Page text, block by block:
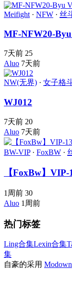
Meifight · NFW · 丝
MF-NFW20-
7天前 25
Aluo 7天前
NW(无界) · 女子格
WJ012
7天前 20
Aluo 7天前
BW-VIP· FoxBW ·
【FoxBw】VIP-
1周前 30
Aluo 1周前
热门标签
Ling合集Lexin合集
集
自豪的采用 Modown